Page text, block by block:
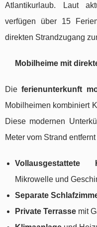
Atlantikurlaub. Laut
verfügen über 15
direkten Strandzugang
Mobilheime mit
Dieferienunterkunft
Mobilheimen kombiniert
Diese modernen
Meter vom Strand
Vollausgestattete
Mikrowelle und
Separate
Private Terrasse mit